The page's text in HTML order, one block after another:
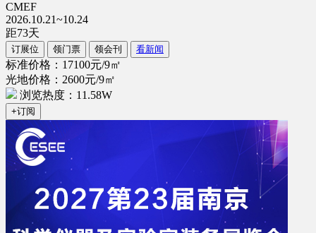
CMEF
2026.10.21~10.24
距73天
订展位 领门票 领会刊 看新闻
标准价格：17100元/9㎡
光地价格：2600元/9㎡
浏览热度：11.58W
+订阅